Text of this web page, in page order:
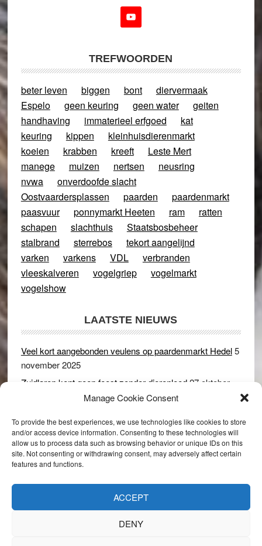
Manage Cookie Consent
To provide the best experiences, we use technologies like cookies to store
and/or access device information. Consenting to these technologies will
allow us to process data such as browsing behavior or unique IDs on this
site. Not consenting or withdrawing consent, may adversely affect certain
features and functions.
ACCEPT
DENY
TREFWOORDEN
beter leven biggen bont
diervermaak
Espelo
geen keuring geen water
geiten
handhaving
immaterieel erfgoed
kat
keuring
kippen
kleinhuisdierenmarkt
koeien
krabben kreeft
Leste Mert
manege
muizen nertsen
neusring
nvwa
onverdoofde slacht
Oostvaardersplassen
paarden
paardenmarkt
paasvuur
ponnymarkt Heeten ram
ratten
schapen
slachthuis
Staatsbosbeheer
stalbrand
sterrebos
tekort aangelijnd
varken
varkens VDL
verbranden
vleeskalveren
vogelgriep
vogelmarkt
vogelshow
LAATSTE NIEUWS
Veel kort aangebonden veulens op paardenmarkt Hedel5
november 2025
Zuidlaren kent geen feest zonder dierenleed27 oktober
Rijswijk (Gld) 2 december 2024
Dikbillen sieren de troon op schaamteloos Leste Merte in
Druten 8 november 2024